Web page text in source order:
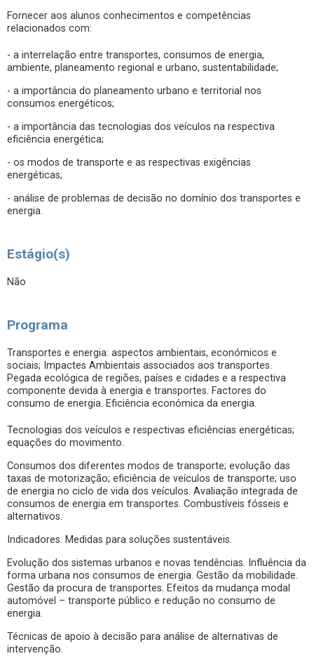
Fornecer aos alunos conhecimentos e competências
relacionados com:
- a interrelação entre transportes, consumos de energia,
ambiente, planeamento regional e urbano, sustentabilidade;
- a importância do planeamento urbano e territorial nos
consumos energéticos;
- a importância das tecnologias dos veículos na respectiva
eficiência energética;
- os modos de transporte e as respectivas exigências
energéticas;
- análise de problemas de decisão no domínio dos transportes e
energia.
Estágio(s)
Não
Programa
Transportes e energia: aspectos ambientais, económicos e
sociais; Impactes Ambientais associados aos transportes.
Pegada ecológica de regiões, países e cidades e a respectiva
componente devida à energia e transportes. Factores do
consumo de energia. Eficiência económica da energia.
Tecnologias dos veículos e respectivas eficiências energéticas;
equações do movimento.
Consumos dos diferentes modos de transporte; evolução das
taxas de motorização; eficiência de veículos de transporte; uso
de energia no ciclo de vida dos veículos. Avaliação integrada de
consumos de energia em transportes. Combustíveis fósseis e
alternativos.
Indicadores. Medidas para soluções sustentáveis.
Evolução dos sistemas urbanos e novas tendências. Influência da
forma urbana nos consumos de energia. Gestão da mobilidade.
Gestão da procura de transportes. Efeitos da mudança modal
automóvel – transporte público e redução no consumo de
energia.
Técnicas de apoio à decisão para análise de alternativas de
intervenção.